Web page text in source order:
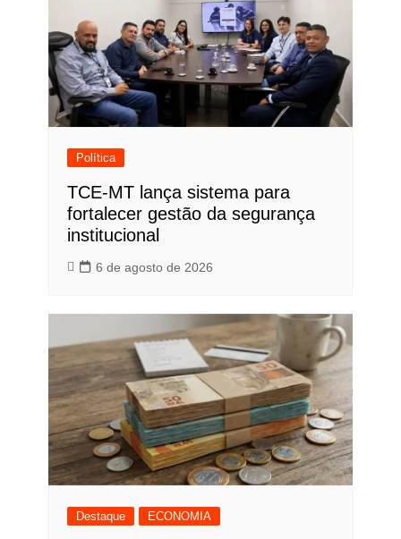
Política
TCE-MT lança sistema para
fortalecer gestão da segurança
institucional
6 de agosto de 2026
Destaque ECONOMIA